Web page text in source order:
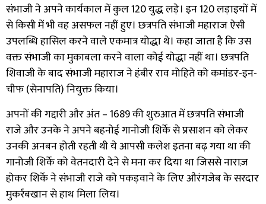
संभाजी ने अपने कार्यकाल में कुल120युद्ध लड़े। इन120लड़ाइयों में
से किसी में भी वह असफल नहीं हुए। छत्रपति संभाजी महाराज ऐसी
उपलब्धि हासिल करने वाले एकमात्र योद्धा थे। कहा जाता है कि उस
वक्त संभाजी का मुकाबला करने वाला कोई योद्धा नहीं था। छत्रपति
शिवाजी के बाद संभाजी महाराज ने हंबीर राव मोहिते को कमांडर-इन-
चीफ (सेनापति) नियुक्त किया।
अपनों की गद्दारी और अंत –1689की शुरुआत में छत्रपति संभाजी
राजे और उनके ने अपने बहनोई गानोजी शिर्के से प्रसाशन को लेकर
उनकी अनबन होती रहती थी ये आपसी कलेश इतना बढ़ गया था की
गानोजी शिर्के को वेतनदारी देने से मना कर दिया था जिससे नाराज़
होकर शिर्के ने संभाजी राजे को पकड़वाने के लिए औरंगजेब के सरदार
मुकर्रबखान से हाथ मिला लिय।